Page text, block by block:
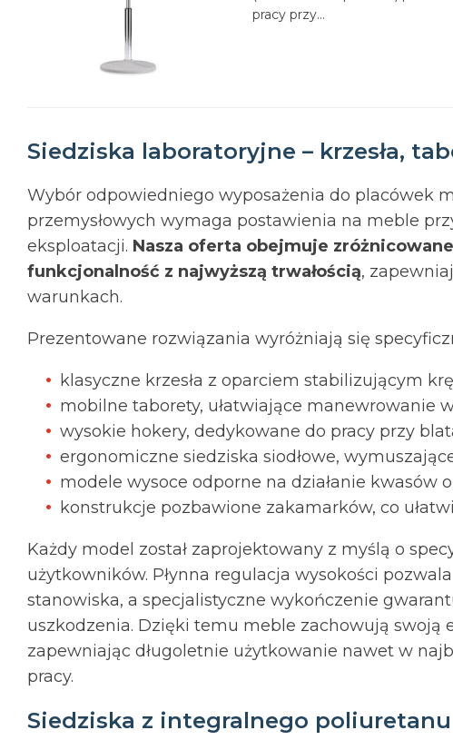
pracy przy...
Siedziska laboratoryjne – krzesła,
Wybór odpowiedniego wyposażenia do placówek
przemysłowych wymaga postawienia na meble
eksploatacji. Nasza oferta obejmuje
funkcjonalność z najwyższą trwałością,
warunkach.
Prezentowane rozwiązania wyróżniają się
klasyczne krzesła z oparciem stabilizującym
mobilne taborety, ułatwiające manewrowanie
wysokie hokery, dedykowane do pracy przy
ergonomiczne siedziska siodłowe,
modele wysoce odporne na działanie kwasów
konstrukcje pozbawione zakamarków, co
Każdy model został zaprojektowany z myślą o
użytkowników. Płynna regulacja wysokości
stanowiska, a specjalistyczne wykończenie
uszkodzenia. Dzięki temu meble zachowują swoją
zapewniając długoletnie użytkowanie nawet w
pracy.
Siedziska z integralnego